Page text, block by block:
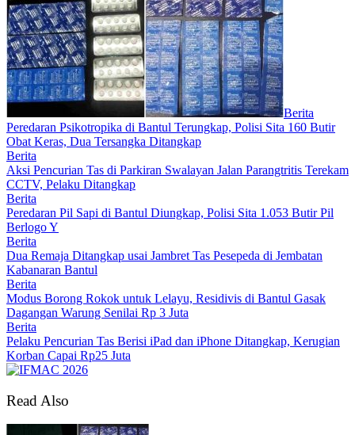
Berita
Peredaran Psikotropika di Bantul Terungkap, Polisi Sita 160 Butir
Obat Keras, Dua Tersangka Ditangkap
Berita
Aksi Pencurian Tas di Parkiran Swalayan Jalan Parangtritis Terekam
CCTV, Pelaku Ditangkap
Berita
Peredaran Pil Sapi di Bantul Diungkap, Polisi Sita 1.053 Butir Pil
Berlogo Y
Berita
Dua Remaja Ditangkap usai Jambret Tas Pesepeda di Jembatan
Kabanaran Bantul
Berita
Modus Borong Rokok untuk Lelayu, Residivis di Bantul Gasak
Dagangan Warung Senilai Rp 3 Juta
Berita
Pelaku Pencurian Tas Berisi iPad dan iPhone Ditangkap, Kerugian
Korban Capai Rp25 Juta
Read Also